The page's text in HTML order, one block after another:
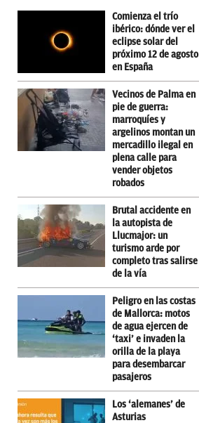
Comienza el trío
ibérico: dónde ver el
eclipse solar del
próximo 12 de agosto
en España
Vecinos de Palma en
pie de guerra:
marroquíes y
argelinos montan un
mercadillo ilegal en
plena calle para
vender objetos
robados
Brutal accidente en
la autopista de
Llucmajor: un
turismo arde por
completo tras salirse
de la vía
Peligro en las costas
de Mallorca: motos
de agua ejercen de
‘taxi’ e invaden la
orilla de la playa
para desembarcar
pasajeros
Los ‘alemanes’ de
Asturias